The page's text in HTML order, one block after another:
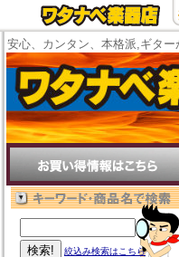
安心、カンタン、本格派,ギタ
絞込み検索はこちら